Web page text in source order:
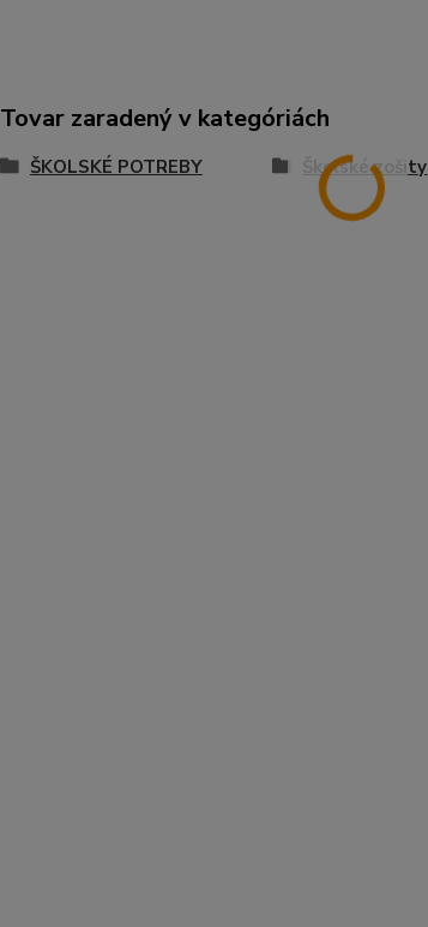
Tovar zaradený v kategóriách
ŠKOLSKÉ POTREBY Školské zošity